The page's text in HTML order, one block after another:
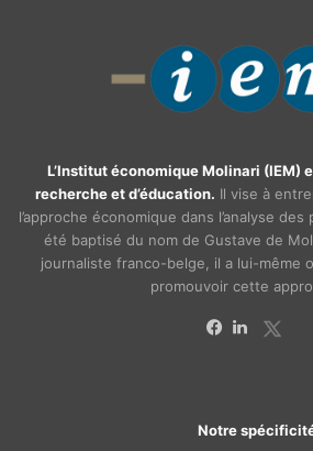
L’Institut économique Molinari (IEM)
recherche et d’éducation. Il vise à
l’approche économique dans l’analyse
été baptisé du nom de Gustave de
journaliste franco-belge, il a lui-même
promouvoir cette
Notre